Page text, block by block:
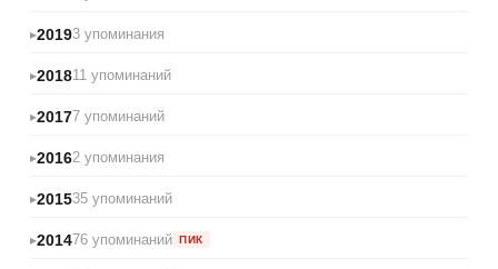
20193 упоминания
201811 упоминаний
20177 упоминаний
20162 упоминания
201535 упоминаний
201476 упоминаний ПИК